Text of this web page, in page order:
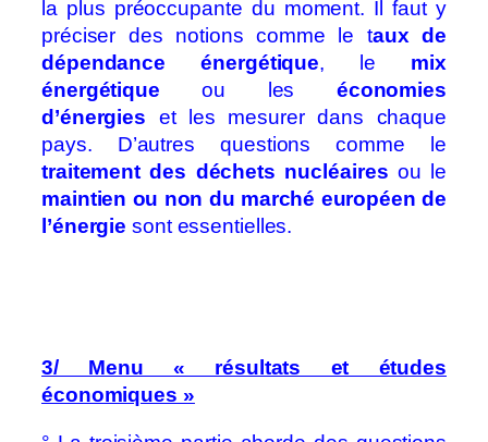
la plus préoccupante du moment. Il faut y
préciser des notions comme le taux de
dépendance énergétique, le mix
énergétique ou les économies
d’énergies et les mesurer dans chaque
pays. D’autres questions comme le
traitement des déchets nucléaires ou le
maintien ou non du marché européen de
l’énergie sont essentielles.
3/ Menu « résultats et études
économiques »